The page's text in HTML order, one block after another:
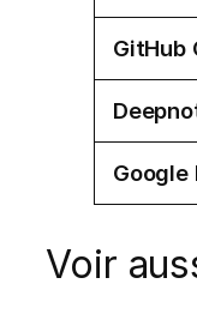
GitHub
Google
Voir